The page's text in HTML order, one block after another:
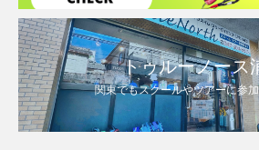
トゥルーノース
関東でもスクールやツアーに参